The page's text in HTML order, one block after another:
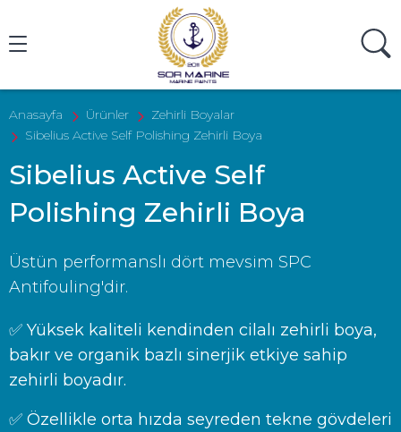
Anasayfa Ürünler
Zehirli Boyalar
Sibelius Active Self Polishing Zehirli Boya
Sibelius Active Self
Polishing Zehirli Boya
Üstün performanslı dört mevsim SPC
Antifouling'dir.
✅ Yüksek kaliteli kendinden cilalı zehirli boya,
bakır ve organik bazlı sinerjik etkiye sahip
zehirli boyadır.
✅ Özellikle orta hızda seyreden tekne gövdeleri